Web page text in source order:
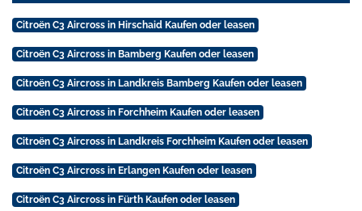
Citroën C3 Aircross in Hirschaid Kaufen oder leasen
Citroën C3 Aircross in Bamberg Kaufen oder leasen
Citroën C3 Aircross in Landkreis Bamberg Kaufen oder leasen
Citroën C3 Aircross in Forchheim Kaufen oder leasen
Citroën C3 Aircross in Landkreis Forchheim Kaufen oder leasen
Citroën C3 Aircross in Erlangen Kaufen oder leasen
Citroën C3 Aircross in Fürth Kaufen oder leasen